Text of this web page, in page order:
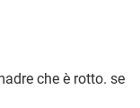
che è rotto. se